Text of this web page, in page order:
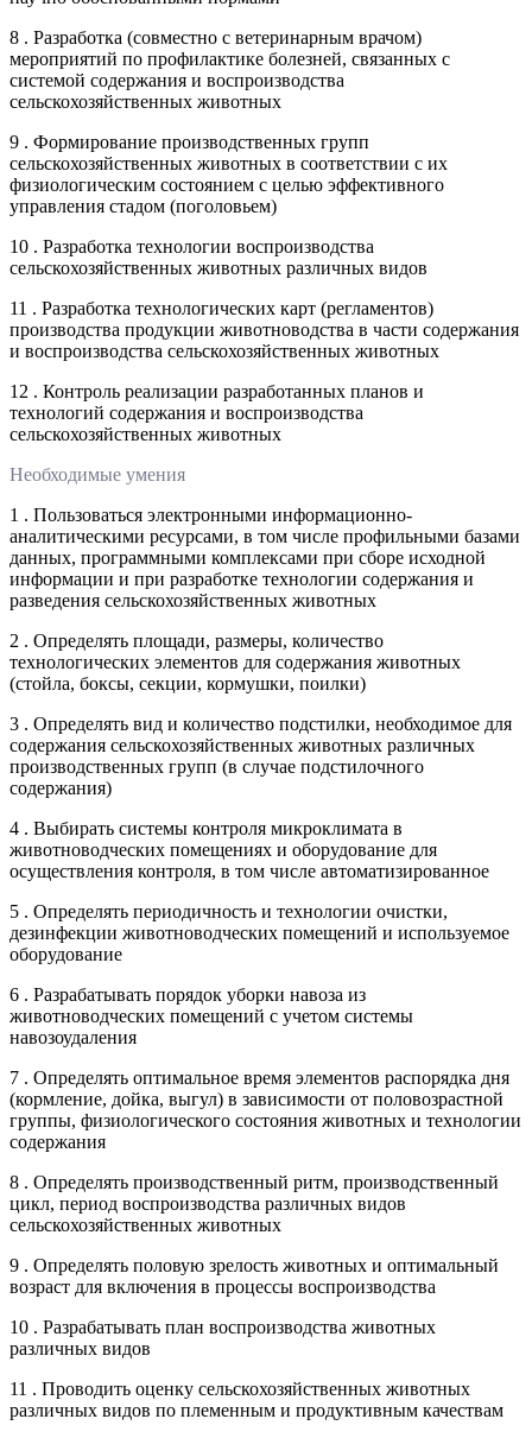
8 . Разработка (совместно с ветеринарным врачом)
мероприятий по профилактике болезней, связанных с
системой содержания и воспроизводства
сельскохозяйственных животных
9 . Формирование производственных групп
сельскохозяйственных животных в соответствии с их
физиологическим состоянием с целью эффективного
управления стадом (поголовьем)
10 . Разработка технологии воспроизводства
сельскохозяйственных животных различных видов
11 . Разработка технологических карт (регламентов)
производства продукции животноводства в части содержания
и воспроизводства сельскохозяйственных животных
12 . Контроль реализации разработанных планов и
технологий содержания и воспроизводства
сельскохозяйственных животных
Необходимые умения
1 . Пользоваться электронными информационно-
аналитическими ресурсами, в том числе профильными базами
данных, программными комплексами при сборе исходной
информации и при разработке технологии содержания и
разведения сельскохозяйственных животных
2 . Определять площади, размеры, количество
технологических элементов для содержания животных
(стойла, боксы, секции, кормушки, поилки)
3 . Определять вид и количество подстилки, необходимое для
содержания сельскохозяйственных животных различных
производственных групп (в случае подстилочного
содержания)
4 . Выбирать системы контроля микроклимата в
животноводческих помещениях и оборудование для
осуществления контроля, в том числе автоматизированное
5 . Определять периодичность и технологии очистки,
дезинфекции животноводческих помещений и используемое
оборудование
6 . Разрабатывать порядок уборки навоза из
животноводческих помещений с учетом системы
навозоудаления
7 . Определять оптимальное время элементов распорядка дня
(кормление, дойка, выгул) в зависимости от половозрастной
группы, физиологического состояния животных и технологии
содержания
8 . Определять производственный ритм, производственный
цикл, период воспроизводства различных видов
сельскохозяйственных животных
9 . Определять половую зрелость животных и оптимальный
возраст для включения в процессы воспроизводства
10 . Разрабатывать план воспроизводства животных
различных видов
11 . Проводить оценку сельскохозяйственных животных
различных видов по племенным и продуктивным качествам